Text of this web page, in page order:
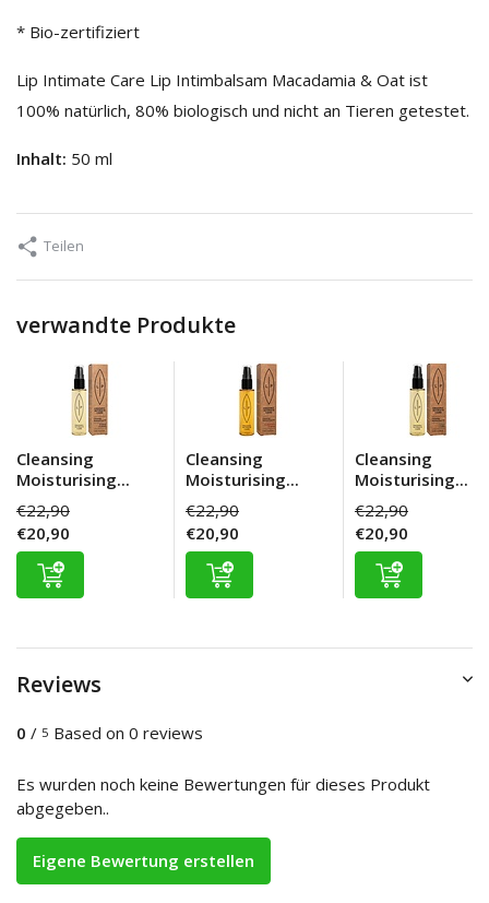
* Bio-zertifiziert
Lip Intimate Care Lip Intimbalsam Macadamia & Oat ist
100% natürlich, 80% biologisch und nicht an Tieren getestet.
Inhalt: 50 ml
Teilen
verwandte Produkte
Cleansing
Moisturising...
€22,90
€20,90
Cleansing
Moisturising...
€22,90
€20,90
Cleansing
Moisturising...
€22,90
€20,90
Reviews
0 / 5 Based on 0 reviews
Es wurden noch keine Bewertungen für dieses Produkt
abgegeben..
Eigene Bewertung erstellen